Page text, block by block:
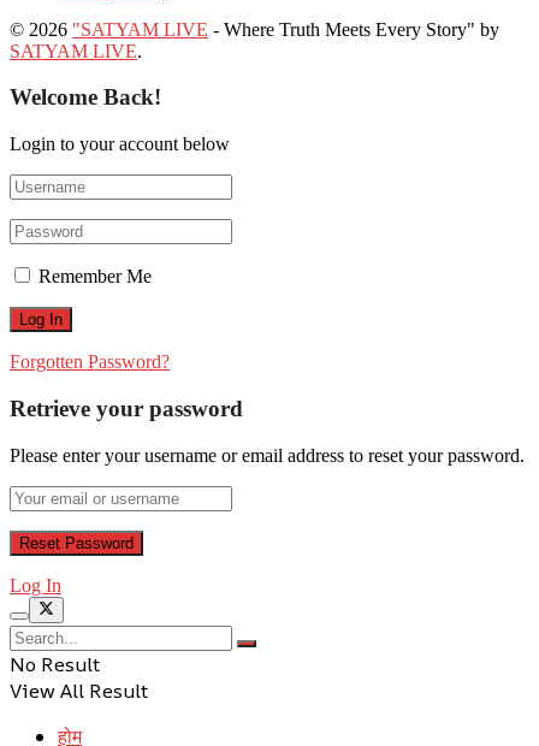
© 2026 "SATYAM LIVE - Where Truth Meets Every Story" by
SATYAM LIVE.
Welcome Back!
Login to your account below
Remember Me
Forgotten Password?
Retrieve your password
Please enter your username or email address to reset your password.
Log In
No Result
View All Result
होम